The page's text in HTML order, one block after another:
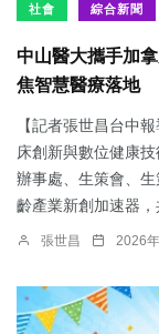
社會 綜合新聞
中山醫大攜手加
焦智慧醫療落地
【記者張世昌台中
床創新與數位健康
辦事處、生策會、
齡產業新創加速器，
張世昌 2026